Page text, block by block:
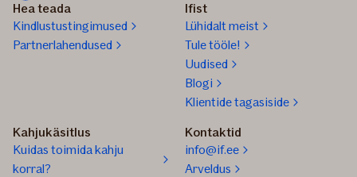
Hea teada
Kindlustustingimused
Partnerlahendused
Ifist
Lühidalt meist
Tule tööle!
Uudised
Blogi
Klientide tagasiside
Kahjukäsitlus
Kuidas toimida kahju
korral?
Kontaktid
info@if.ee
Arveldus